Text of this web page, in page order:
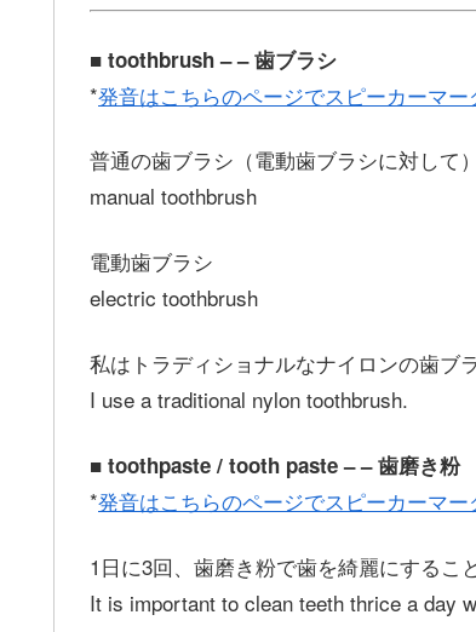
■ toothbrush – – 歯ブラシ
*発音はこちらのページでスピーカーマー
普通の歯ブラシ（電動歯ブラシに対して）
manual toothbrush
電動歯ブラシ
electric toothbrush
私はトラディショナルなナイロンの歯ブ
I use a traditional nylon toothbrush.
■ toothpaste / tooth paste – – 歯磨き粉
*発音はこちらのページでスピーカーマー
1日に3回、歯磨き粉で歯を綺麗にするこ
It is important to clean teeth thrice a day